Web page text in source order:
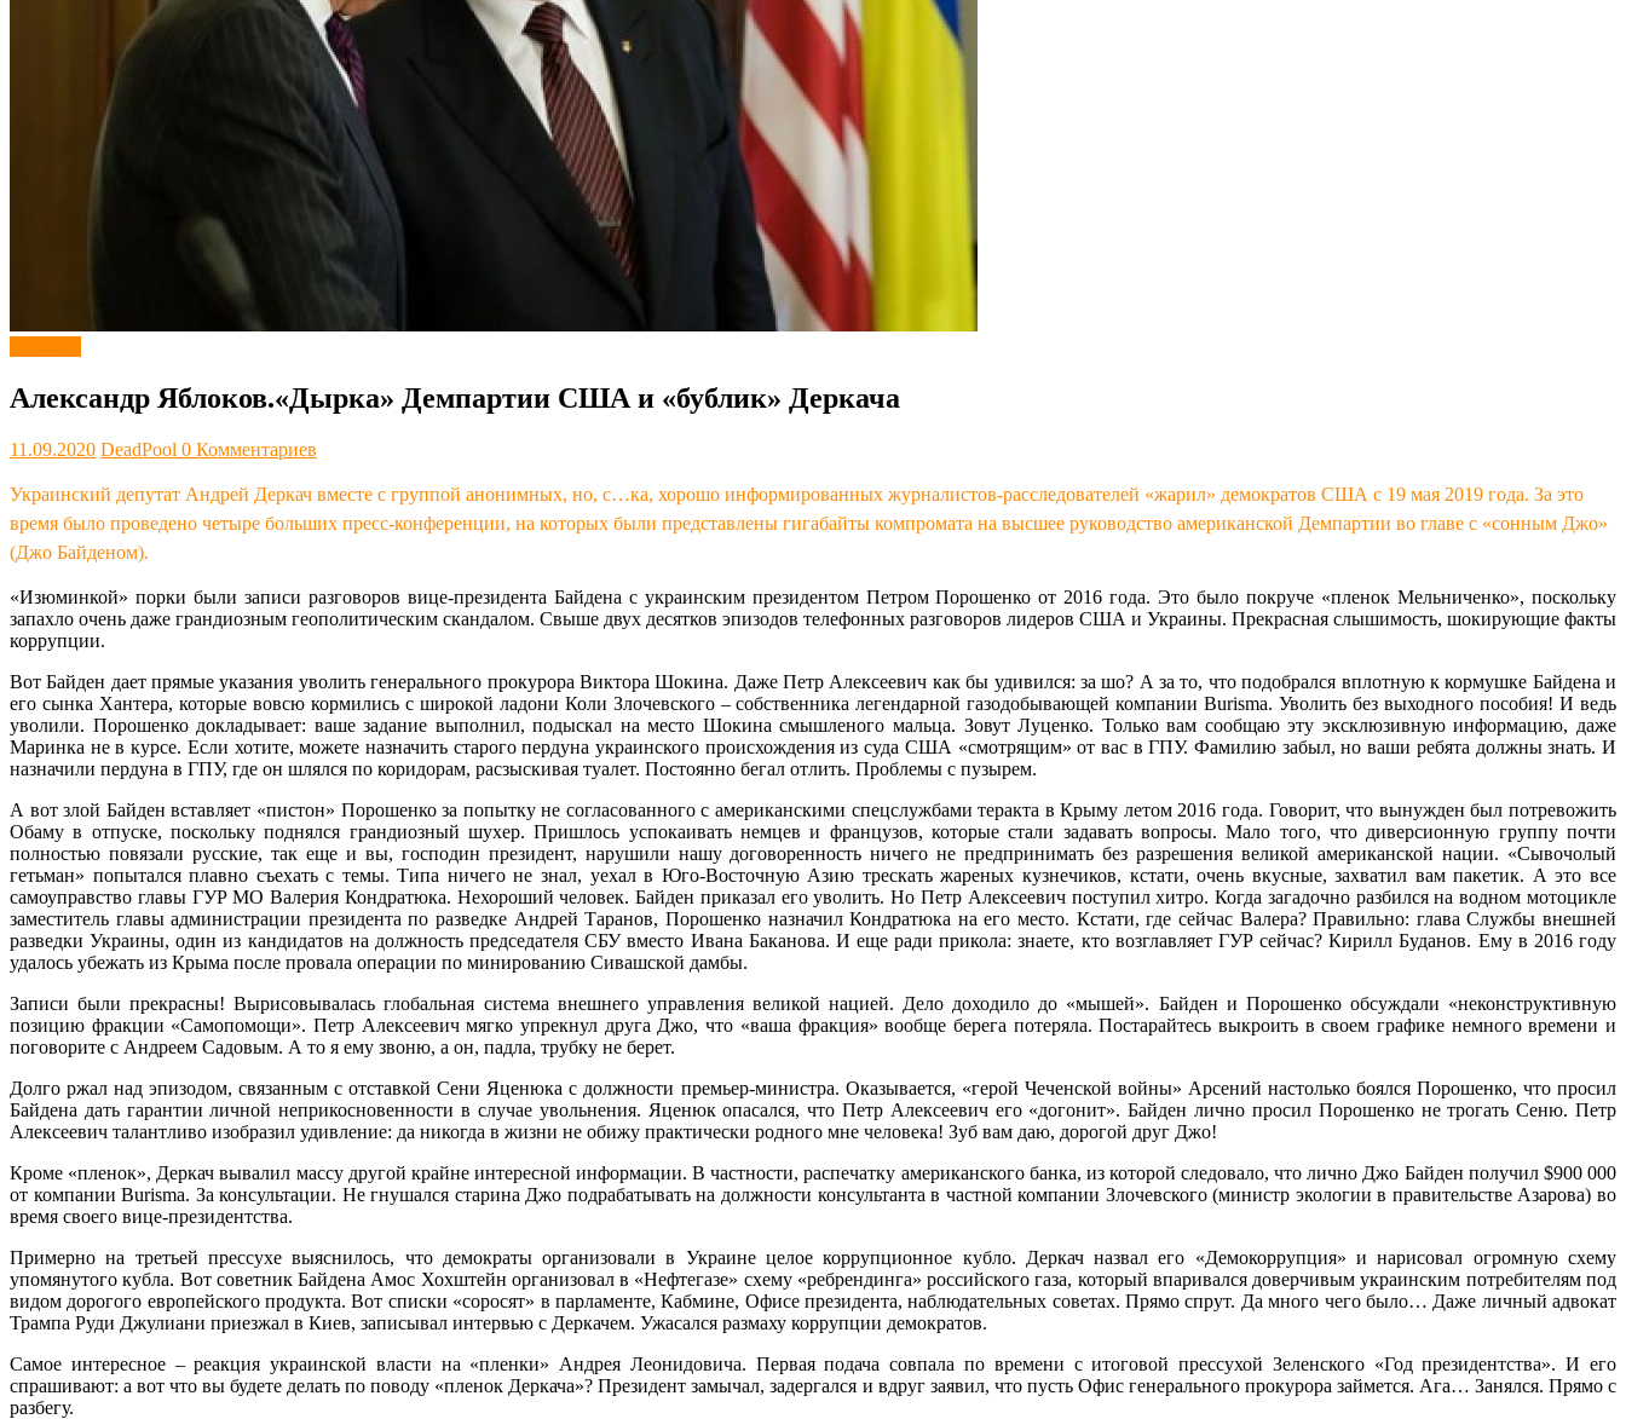
Александр Яблоков.«Дырка» Демпартии США и «бублик» Деркача
11.09.2020 DeadPool 0 Комментариев
Украинский депутат Андрей Деркач вместе с группой анонимных, но, с…ка, хорошо информированных журналистов-расследователей «жарил» демократов США с 19 мая 2019 года. За это
время было проведено четыре больших пресс-конференции, на которых были представлены гигабайты компромата на высшее руководство американской Демпартии во главе с «сонным Джо»
(Джо Байденом).
«Изюминкой» порки были записи разговоров вице-президента Байдена с украинским президентом Петром Порошенко от 2016 года. Это было покруче «пленок Мельниченко», поскольку
запахло очень даже грандиозным геополитическим скандалом. Свыше двух десятков эпизодов телефонных разговоров лидеров США и Украины. Прекрасная слышимость, шокирующие факты
коррупции.
Вот Байден дает прямые указания уволить генерального прокурора Виктора Шокина. Даже Петр Алексеевич как бы удивился: за шо? А за то, что подобрался вплотную к кормушке Байдена и
его сынка Хантера, которые вовсю кормились с широкой ладони Коли Злочевского – собственника легендарной газодобывающей компании Burisma. Уволить без выходного пособия! И ведь
уволили. Порошенко докладывает: ваше задание выполнил, подыскал на место Шокина смышленого мальца. Зовут Луценко. Только вам сообщаю эту эксклюзивную информацию, даже
Маринка не в курсе. Если хотите, можете назначить старого пердуна украинского происхождения из суда США «смотрящим» от вас в ГПУ. Фамилию забыл, но ваши ребята должны знать. И
назначили пердуна в ГПУ, где он шлялся по коридорам, расзыскивая туалет. Постоянно бегал отлить. Проблемы с пузырем.
А вот злой Байден вставляет «пистон» Порошенко за попытку не согласованного с американскими спецслужбами теракта в Крыму летом 2016 года. Говорит, что вынужден был потревожить
Обаму в отпуске, поскольку поднялся грандиозный шухер. Пришлось успокаивать немцев и французов, которые стали задавать вопросы. Мало того, что диверсионную группу почти
полностью повязали русские, так еще и вы, господин президент, нарушили нашу договоренность ничего не предпринимать без разрешения великой американской нации. «Сывочолый
гетьман» попытался плавно съехать с темы. Типа ничего не знал, уехал в Юго-Восточную Азию трескать жареных кузнечиков, кстати, очень вкусные, захватил вам пакетик. А это все
самоуправство главы ГУР МО Валерия Кондратюка. Нехороший человек. Байден приказал его уволить. Но Петр Алексеевич поступил хитро. Когда загадочно разбился на водном мотоцикле
заместитель главы администрации президента по разведке Андрей Таранов, Порошенко назначил Кондратюка на его место. Кстати, где сейчас Валера? Правильно: глава Службы внешней
разведки Украины, один из кандидатов на должность председателя СБУ вместо Ивана Баканова. И еще ради прикола: знаете, кто возглавляет ГУР сейчас? Кирилл Буданов. Ему в 2016 году
удалось убежать из Крыма после провала операции по минированию Сивашской дамбы.
Записи были прекрасны! Вырисовывалась глобальная система внешнего управления великой нацией. Дело доходило до «мышей». Байден и Порошенко обсуждали «неконструктивную
позицию фракции «Самопомощи». Петр Алексеевич мягко упрекнул друга Джо, что «ваша фракция» вообще берега потеряла. Постарайтесь выкроить в своем графике немного времени и
поговорите с Андреем Садовым. А то я ему звоню, а он, падла, трубку не берет.
Долго ржал над эпизодом, связанным с отставкой Сени Яценюка с должности премьер-министра. Оказывается, «герой Чеченской войны» Арсений настолько боялся Порошенко, что просил
Байдена дать гарантии личной неприкосновенности в случае увольнения. Яценюк опасался, что Петр Алексеевич его «догонит». Байден лично просил Порошенко не трогать Сеню. Петр
Алексеевич талантливо изобразил удивление: да никогда в жизни не обижу практически родного мне человека! Зуб вам даю, дорогой друг Джо!
Кроме «пленок», Деркач вывалил массу другой крайне интересной информации. В частности, распечатку американского банка, из которой следовало, что лично Джо Байден получил $900 000
от компании Burisma. За консультации. Не гнушался старина Джо подрабатывать на должности консультанта в частной компании Злочевского (министр экологии в правительстве Азарова) во
время своего вице-президентства.
Примерно на третьей прессухе выяснилось, что демократы организовали в Украине целое коррупционное кубло. Деркач назвал его «Демокоррупция» и нарисовал огромную схему
упомянутого кубла. Вот советник Байдена Амос Хохштейн организовал в «Нефтегазе» схему «ребрендинга» российского газа, который впаривался доверчивым украинским потребителям под
видом дорогого европейского продукта. Вот списки «соросят» в парламенте, Кабмине, Офисе президента, наблюдательных советах. Прямо спрут. Да много чего было… Даже личный адвокат
Трампа Руди Джулиани приезжал в Киев, записывал интервью с Деркачем. Ужасался размаху коррупции демократов.
Самое интересное – реакция украинской власти на «пленки» Андрея Леонидовича. Первая подача совпала по времени с итоговой прессухой Зеленского «Год президентства». И его
спрашивают: а вот что вы будете делать по поводу «пленок Деркача»? Президент замычал, задергался и вдруг заявил, что пусть Офис генерального прокурора займется. Ага… Занялся. Прямо с
разбегу.